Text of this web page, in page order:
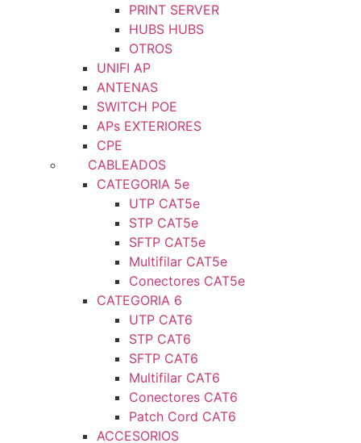
PRINT SERVER
HUBS HUBS
OTROS
UNIFI AP
ANTENAS
SWITCH POE
APs EXTERIORES
CPE
CABLEADOS
CATEGORIA 5e
UTP CAT5e
STP CAT5e
SFTP CAT5e
Multifilar CAT5e
Conectores CAT5e
CATEGORIA 6
UTP CAT6
STP CAT6
SFTP CAT6
Multifilar CAT6
Conectores CAT6
Patch Cord CAT6
ACCESORIOS